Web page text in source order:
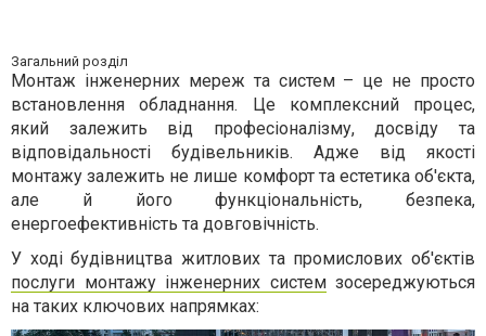
Загальний розділ
Монтаж інженерних мереж та систем – це не просто
встановлення обладнання. Це комплексний процес,
який залежить від професіоналізму, досвіду та
відповідальності будівельників. Адже від якості
монтажу залежить не лише комфорт та естетика об'єкта,
але й його функціональність, безпека,
енергоефективність та довговічність.
У ході будівництва житлових та промислових об'єктів
послуги монтажу інженерних системзосереджуються
на таких ключових напрямках: